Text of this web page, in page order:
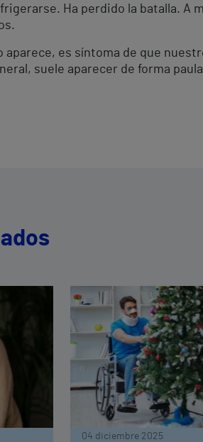
Ha perdido la batalla. A
aparece, es síntoma de que
suele aparecer de forma
04 diciembre 2025